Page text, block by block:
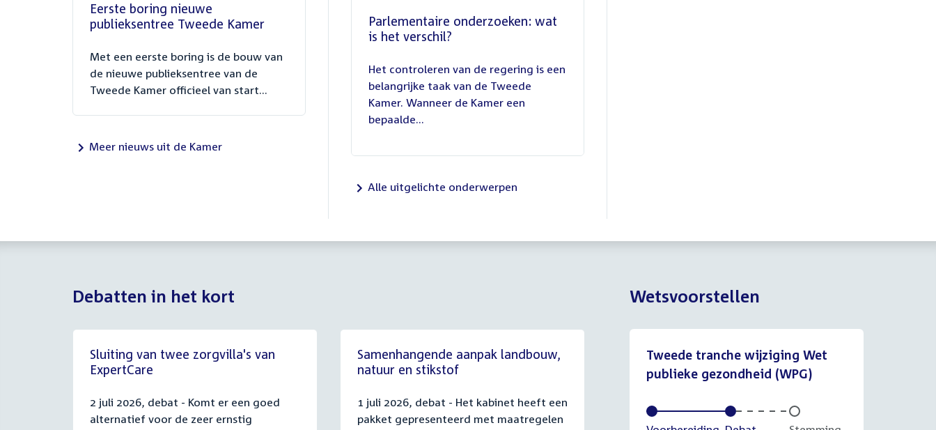
Eerste boring nieuwe
publieksentree Tweede Kamer
Met een eerste boring is de bouw van
de nieuwe publieksentree van de
Tweede Kamer officieel van start...
Meer nieuws uit de Kamer
Parlementaire onderzoeken: wat
is het verschil?
juli
2026
Het controleren van de regering is een
belangrijke taak van de Tweede
Kamer. Wanneer de Kamer een
bepaalde...
Alle uitgelichte onderwerpen
Debatten in het kort
Sluiting van twee zorgvilla's van
ExpertCare
2 juli 2026, debat - Komt er een goed
alternatief voor de zeer ernstig
Samenhangende aanpak landbouw,
natuur en stikstof
1 juli 2026, debat - Het kabinet heeft een
pakket gepresenteerd met maatregelen
Wetsvoorstellen
Tweede tranche wijziging Wet
publieke gezondheid (WPG)